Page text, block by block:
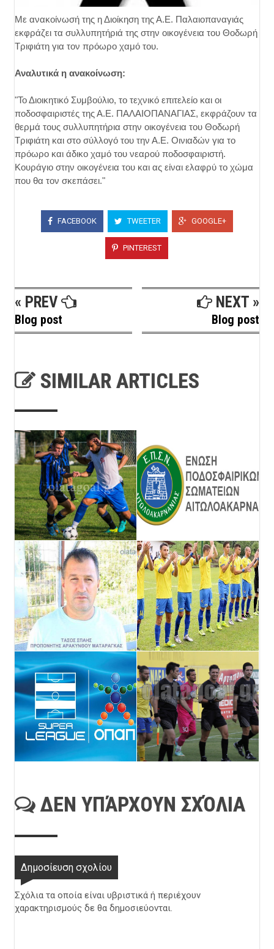
Με ανακοίνωσή της η Διοίκηση της Α.Ε. Παλαιοπαναγιάς
εκφράζει τα συλλυπητήριά της στην οικογένεια του Θοδωρή
Τριφιάτη για τον πρόωρο χαμό του.
Αναλυτικά η ανακοίνωση:
"Το Διοικητικό Συμβούλιο, το τεχνικό επιτελείο και οι
ποδοσφαιριστές της Α.Ε. ΠΑΛΑΙΟΠΑΝΑΓΙΑΣ, εκφράζουν τα
θερμά τους συλλυπητήρια στην οικογένεια του Θοδωρή
Τριφιάτη και στο σύλλογό του την Α.Ε. Οινιαδών για το
πρόωρο και άδικο χαμό του νεαρού ποδοσφαιριστή.
Κουράγιο στην οικογένεια του και ας είναι ελαφρύ το χώμα
που θα τον σκεπάσει."
FACEBOOK TWEETER GOOGLE+
PINTEREST
« PREV
Blog post
NEXT »
Blog post
SIMILAR ARTICLES
ΔΕΝ ΥΠΆΡΧΟΥΝ ΣΧΌΛΙΑ
Δημοσίευση σχολίου
Σχόλια τα οποία είναι υβριστικά ή περιέχουν
χαρακτηρισμούς δε θα δημοσιεύονται.